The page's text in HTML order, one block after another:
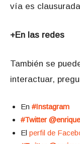
vía es
+En las redes
También se
interactuar,
En #Instagram
#Twitter
El perfil de